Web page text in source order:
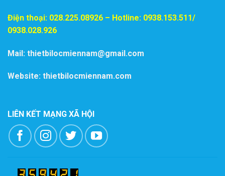
Điện thoại: 028.225.08926 – Hotline: 0938.153.511/
0938.028.926
Mail: thietbilocmiennam@gmail.com
Website: thietbilocmiennam.com
LIÊN KẾT MẠNG XÃ HỘI